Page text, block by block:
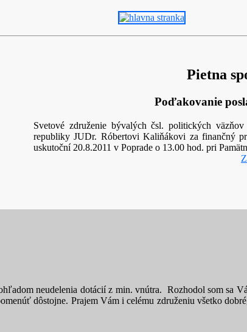
Pietna
Poďakovanie
Svetové združenie bývalých čsl. politických
republiky JUDr. Róbertovi Kaliňákovi za finančný
uskutoční 20.8.2011 v Poprade o 13.00 hod. pri
neudelenia dotácií z min. vnútra. Rozhodol som sa
dôstojne. Prajem Vám i celému združeniu všetko